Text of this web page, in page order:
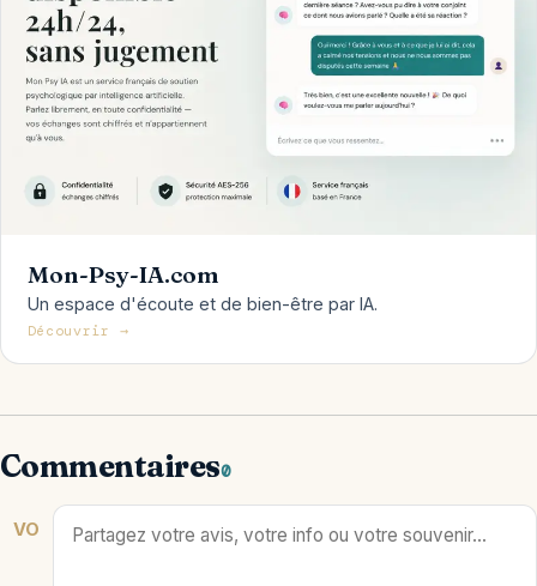
Mon-Psy-IA.com
Un espace d'écoute et de bien-être par IA.
Découvrir →
Commentaires0
VO